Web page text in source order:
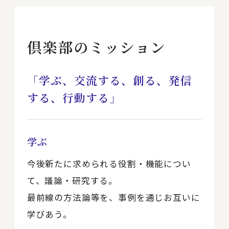
倶楽部のミッション
「学ぶ、交流する、創る、発信
する、行動する」
学ぶ
今後新たに求められる役割・機能につい
て、議論・研究する。
最前線の方法論等を、事例を通じお互いに
学びあう。